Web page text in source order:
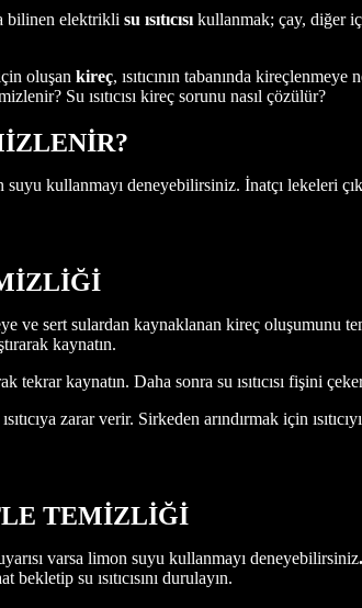
bilinen elektrikli su ısıtıcısı kullanmak; çay, diğer
oluşan kireç, ısıtıcının tabanında
Su ısıtıcısı kireç sorunu nasıl çözülür?
suyu kullanmayı deneyebilirsiniz. İnatçı lekeleri
ve sert sulardan kaynaklanan kireç oluşumunu
kaynatın.
tekrar kaynatın. Daha sonra su ısıtıcısı fişini
ısıtıcıya zarar verir. Sirkeden arındırmak için
TEMİZLİĞİ
varsa limon suyu kullanmayı deneyebilirsiniz.
bekletip su ısıtıcısını durulayın.